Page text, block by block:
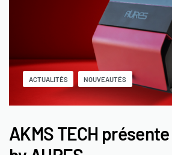
ACTUALITÉS NOUVEAUTÉS
AKMS TECH